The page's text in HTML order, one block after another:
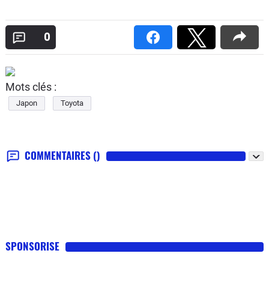
0
Mots clés :
Japon Toyota
COMMENTAIRES ()
SPONSORISE